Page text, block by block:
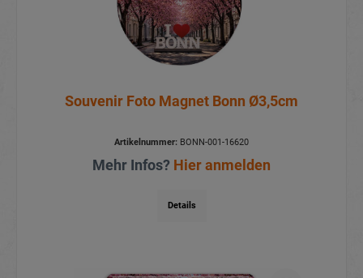
Souvenir Foto Magnet Bonn Ø3,5cm
Artikelnummer: BONN-001-16620
Mehr Infos? Hier anmelden
Details